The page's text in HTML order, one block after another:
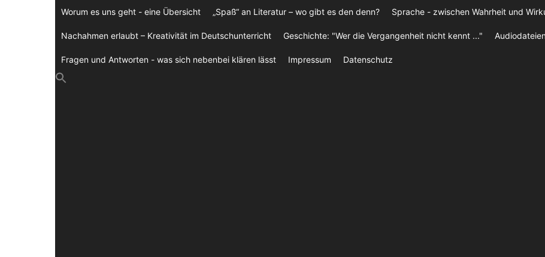
Worum es uns geht - eine Übersicht „Spaß“ an Literatur – wo gibt es den denn? Sprache - zwischen Wahrheit und
Nachahmen erlaubt – Kreativität im Deutschunterricht Geschichte: "Wer die Vergangenheit nicht kennt ..."
Fragen und Antworten - was sich nebenbei klären lässt Impressum Datenschutz